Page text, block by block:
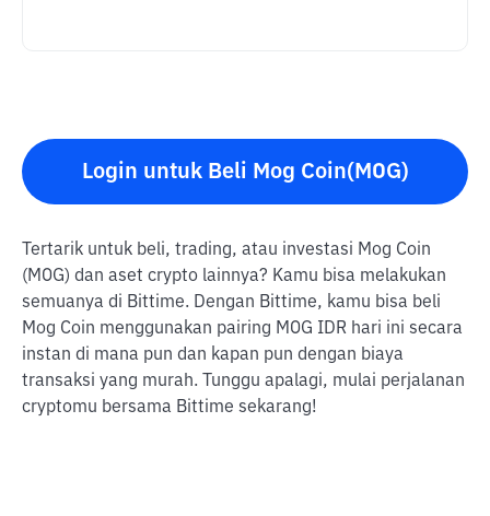
Login untuk Beli Mog Coin(MOG)
Tertarik untuk beli, trading, atau investasi Mog Coin
(MOG) dan aset crypto lainnya? Kamu bisa melakukan
semuanya di Bittime. Dengan Bittime, kamu bisa beli
Mog Coin menggunakan pairing MOG IDR hari ini secara
instan di mana pun dan kapan pun dengan biaya
transaksi yang murah. Tunggu apalagi, mulai perjalanan
cryptomu bersama Bittime sekarang!